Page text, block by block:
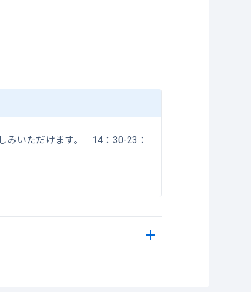
みいただけます。 14：30-23：